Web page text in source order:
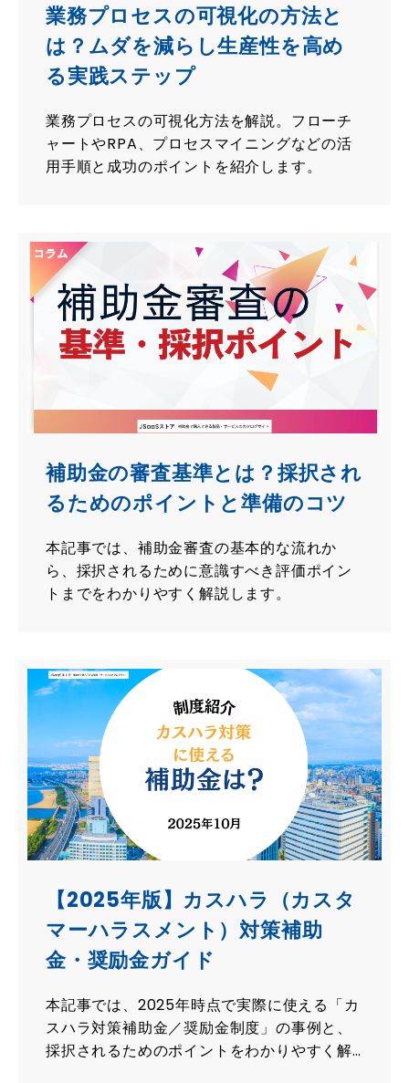
業務プロセスの可視化の方法と
は？ムダを減らし生産性を高め
る実践ステップ
業務プロセスの可視化方法を解説。フローチ
ャートやRPA、プロセスマイニングなどの活
用手順と成功のポイントを紹介します。
補助金の審査基準とは？採択され
るためのポイントと準備のコツ
本記事では、補助金審査の基本的な流れか
ら、採択されるために意識すべき評価ポイン
トまでをわかりやすく解説します。
【2025年版】カスハラ（カスタ
マーハラスメント）対策補助
金・奨励金ガイド
本記事では、2025年時点で実際に使える「カ
スハラ対策補助金／奨励金制度」の事例と、
採択されるためのポイントをわかりやすく解